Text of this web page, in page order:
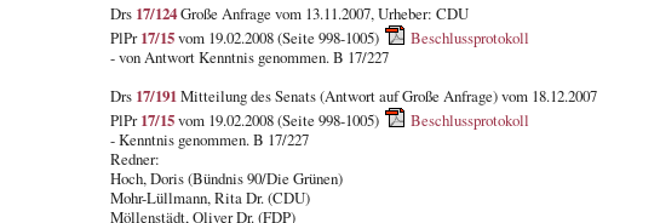
Drs 17/124Große Anfrage vom 13.11.2007, Urheber: CDU
PlPr17/15vom 19.02.2008 (Seite 998-1005)
Beschlussprotokoll
- von Antwort Kenntnis genommen. B 17/227
Drs 17/191Mitteilung des Senats (Antwort auf Große Anfrage) vom 18.12.2007
PlPr17/15vom 19.02.2008 (Seite 998-1005)
Beschlussprotokoll
- Kenntnis genommen. B 17/227
Redner:
Hoch, Doris (Bündnis 90/Die Grünen)
Mohr-Lüllmann, Rita Dr. (CDU)
Möllenstädt, Oliver Dr. (FDP)